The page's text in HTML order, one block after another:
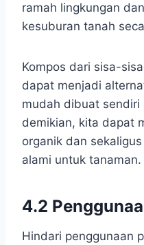
ramah lingkungan
kesuburan tanah
Kompos dari sisa-
dapat menjadi
mudah dibuat sendiri
demikian, kita dapat
organik dan
alami untuk tanaman.
4.2
Hindari penggunaan